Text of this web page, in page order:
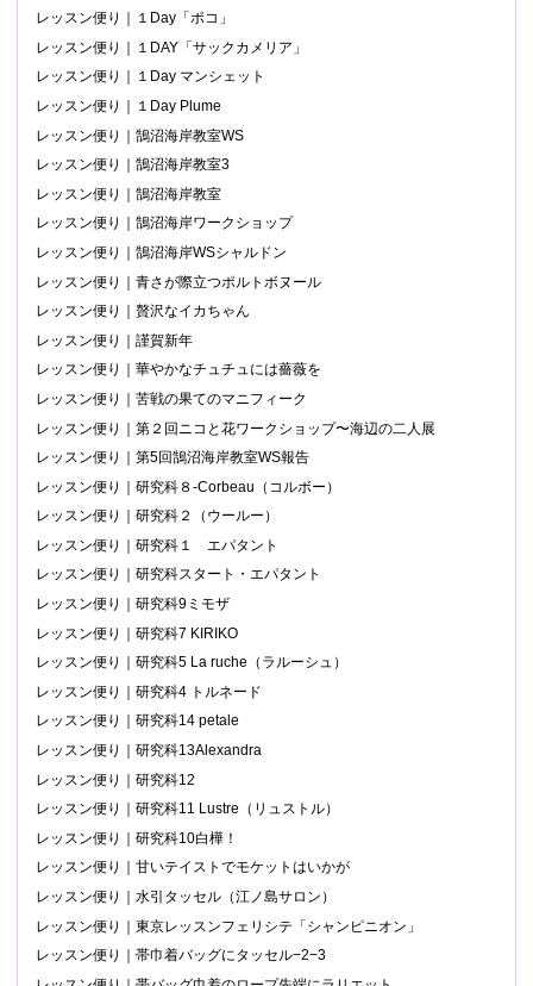
レッスン便り｜１Day「ポコ」
レッスン便り｜１DAY「サックカメリア」
レッスン便り｜１Day マンシェット
レッスン便り｜１Day Plume
レッスン便り｜鵠沼海岸教室WS
レッスン便り｜鵠沼海岸教室3
レッスン便り｜鵠沼海岸教室
レッスン便り｜鵠沼海岸ワークショップ
レッスン便り｜鵠沼海岸WSシャルドン
レッスン便り｜青さが際立つポルトボヌール
レッスン便り｜贅沢なイカちゃん
レッスン便り｜謹賀新年
レッスン便り｜華やかなチュチュには薔薇を
レッスン便り｜苦戦の果てのマニフィーク
レッスン便り｜第２回ニコと花ワークショップ〜海辺の二人展
レッスン便り｜第5回鵠沼海岸教室WS報告
レッスン便り｜研究科８-Corbeau（コルボー）
レッスン便り｜研究科２（ウールー）
レッスン便り｜研究科１ エパタント
レッスン便り｜研究科スタート・エパタント
レッスン便り｜研究科9ミモザ
レッスン便り｜研究科7 KIRIKO
レッスン便り｜研究科5 La ruche（ラルーシュ）
レッスン便り｜研究科4 トルネード
レッスン便り｜研究科14 petale
レッスン便り｜研究科13Alexandra
レッスン便り｜研究科12
レッスン便り｜研究科11 Lustre（リュストル）
レッスン便り｜研究科10白樺！
レッスン便り｜甘いテイストでモケットはいかが
レッスン便り｜水引タッセル（江ノ島サロン）
レッスン便り｜東京レッスンフェリシテ「シャンピニオン」
レッスン便り｜帯巾着バッグにタッセル−2−3